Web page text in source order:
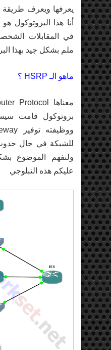
أنا هذا البروتوكول
في المقابلات
ملم بشكل جيد بهذا
ماهو الـ HSRP ؟
بروتوكول قامت
للشبكة في حال
ولنفهم الموضوع
عليكم هذه التبلوجي